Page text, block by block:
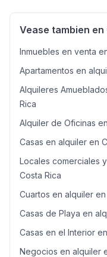
electrodomésticos.
rancho para
y elevadores.
restaurantes,
servicios,
práctico y dinámico.
Full amueblado Sala
granito negro Línea
Lavaplatos Torre de
Lavandería Balcón
Lobby Elevadores
alquiler: $1,500
Vease tambien en
Inmuebles en venta
Apartamentos en
Alquileres
Rica
Alquiler de Oficinas
Casas en alquiler en
Locales comerciales
Costa Rica
Cuartos en alquiler en
Casas de Playa en
Casas en el Interior
Negocios en alquiler